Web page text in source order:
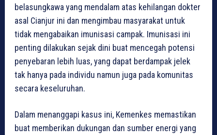
belasungkawa yang mendalam atas kehilangan dokter
asal Cianjur ini dan mengimbau masyarakat untuk
tidak mengabaikan imunisasi campak. Imunisasi ini
penting dilakukan sejak dini buat mencegah potensi
penyebaran lebih luas, yang dapat berdampak jelek
tak hanya pada individu namun juga pada komunitas
secara keseluruhan.
Dalam menanggapi kasus ini, Kemenkes memastikan
buat memberikan dukungan dan sumber energi yang